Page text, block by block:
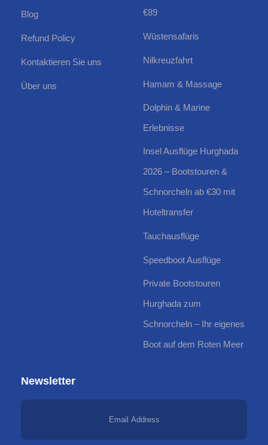
Blog
Refund Policy
Kontaktieren Sie uns
Über uns
€89
Wüstensafaris
Nilkreuzfahrt
Hamam & Massage
Dolphin & Marine
Erlebnisse
Insel Ausflüge Hurghada
2026 – Bootstouren &
Schnorcheln ab €30 mit
Hoteltransfer
Tauchausflüge
Speedboot Ausflüge
Private Bootstouren
Hurghada zum
Schnorcheln – Ihr eigenes
Boot auf dem Roten Meer
Newsletter